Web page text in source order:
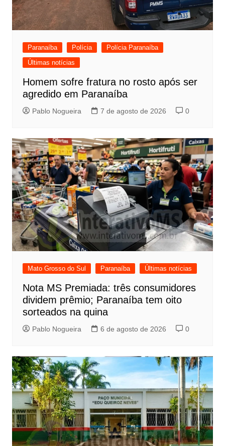
Paranaíba Polícia
Polícia Paranaíba
Últimas notícias
Homem sofre fratura no rosto após ser
agredido em Paranaíba
Pablo Nogueira 7 de agosto de 2026 0
Mato Grosso do Sul Paranaíba Últimas notícias
Nota MS Premiada: três consumidores
dividem prêmio; Paranaíba tem oito
sorteados na quina
Pablo Nogueira 6 de agosto de 2026 0